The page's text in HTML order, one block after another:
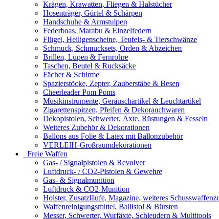
Krägen, Krawatten, Fliegen & Halstücher
Hosenträger, Gürtel & Schärpen
Handschuhe & Armstulpen
Federboas, Marabu & Einzelfedern
Flügel, Heiligenscheine, Teufels- & Tierschwänze
Schmuck, Schmucksets, Orden & Abzeichen
Brillen, Lupen & Fernrohre
Taschen, Beutel & Rucksäcke
Fächer & Schirme
Spazierstöcke, Zepter, Zauberstäbe & Besen
Cheerleader Pom Poms
Musikinstrumente, Geräuschartikel & Leuchtartikel
Zigarettenspitzen, Pfeifen & Dekorauchwaren
Dekopistolen, Schwerter, Äxte, Rüstungen & Fesseln
Weiteres Zubehör & Dekorationen
Ballons aus Folie & Latex mit Ballonzubehör
VERLEIH-Großraumdekorationen
Freie Waffen
Gas- / Signalpistolen & Revolver
Luftdruck- / CO2-Pistolen & Gewehre
Gas- & Signalmunition
Luftdruck & CO2-Munition
Holster, Zusatzläufe, Magazine, weiteres
Waffenreinigungsmittel, Ballistol & Bürsten
Messer, Schwerter, Wurfäxte, Schleudern & Multitools